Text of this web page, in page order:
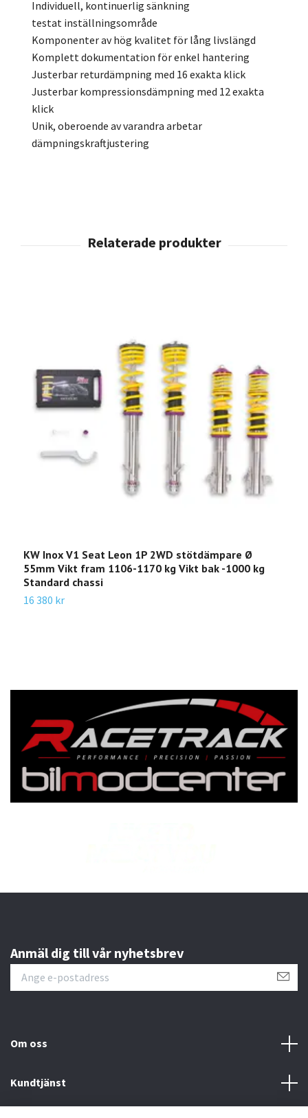
Individuell, kontinuerlig sänkning
testat inställningsområde
Komponenter av hög kvalitet för lång livslängd
Komplett dokumentation för enkel hantering
Justerbar returdämpning med 16 exakta klick
Justerbar kompressionsdämpning med 12 exakta
klick
Unik, oberoende av varandra arbetar
dämpningskraftjustering
KW Inox V1 Seat Leon 1P 2WD stötdämpare Ø
55mm Vikt fram 1106-1170 kg Vikt bak -1000 kg
Standard chassi
16 380 kr
Anmäl dig till vår nyhetsbrev
Om oss
Kundtjänst